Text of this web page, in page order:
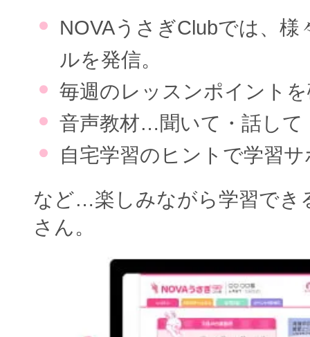
NOVAうさぎClubでは、様
ルを発信。
毎週のレッスンポイント
音声教材…聞いて・話して
自宅学習のヒントで学習
など…楽しみながら学習でき
さん。